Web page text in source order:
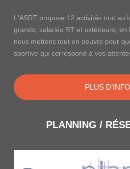
L'ASRT propose 12 activités tout au
grands, salariés RT et extérieurs, en
nous mettons tout en oeuvre pour
sportive qui correspond à vos
PLUS
PLANNING /